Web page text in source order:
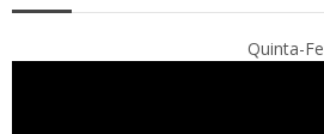
Quinta-